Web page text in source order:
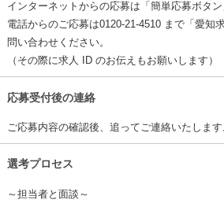
インターネットからの応募は「簡単応募ボタン
電話からのご応募は0120-21-4510 まで「愛知
問い合わせください。
（その際に求人 ID のお伝えもお願いします）
応募受付後の連絡
ご応募内容の確認後、追ってご連絡いたします
選考プロセス
～担当者と面談～